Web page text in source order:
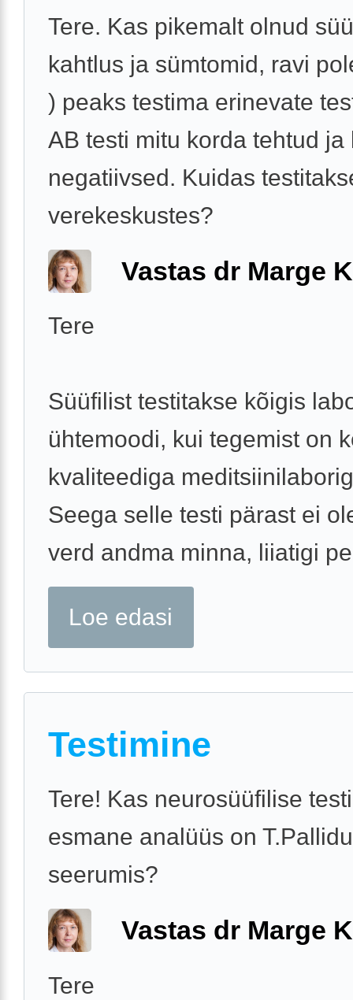
Tere. Kas pikemalt olnud
kahtlus ja sümtomid, ravi
) peaks testima erinevate
AB testi mitu korda tehtud ja
negatiivsed. Kuidas
verekeskustes?
Vastas dr Marge
Tere
Süüfilist testitakse kõigis
ühtemoodi, kui tegemist on
kvaliteediga
Seega selle testi pärast ei
verd andma minna, liiatigi
Loe edasi
Testimine
Tere! Kas neurosüüfilise
esmane analüüs on
seerumis?
Vastas dr Marge
Tere